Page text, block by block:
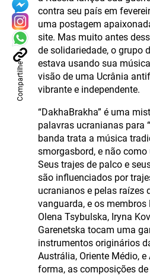
Compartilhe
contra seu país em
uma postagem
site. Mas muito antes
de solidariedade, o grupo
estava usando sua
visão de uma Ucrânia
vibrante e independente.
“DakhaBrakha” é uma
palavras ucranianas para
banda trata a música
smorgasbord, e não
Seus trajes de palco e
são influenciados por
ucranianos e pelas raízes
vanguarda, e os
Olena Tsybulska, Iryna
Garenetska tocam uma
instrumentos originários
Austrália, Oriente Médio,
forma, as composições